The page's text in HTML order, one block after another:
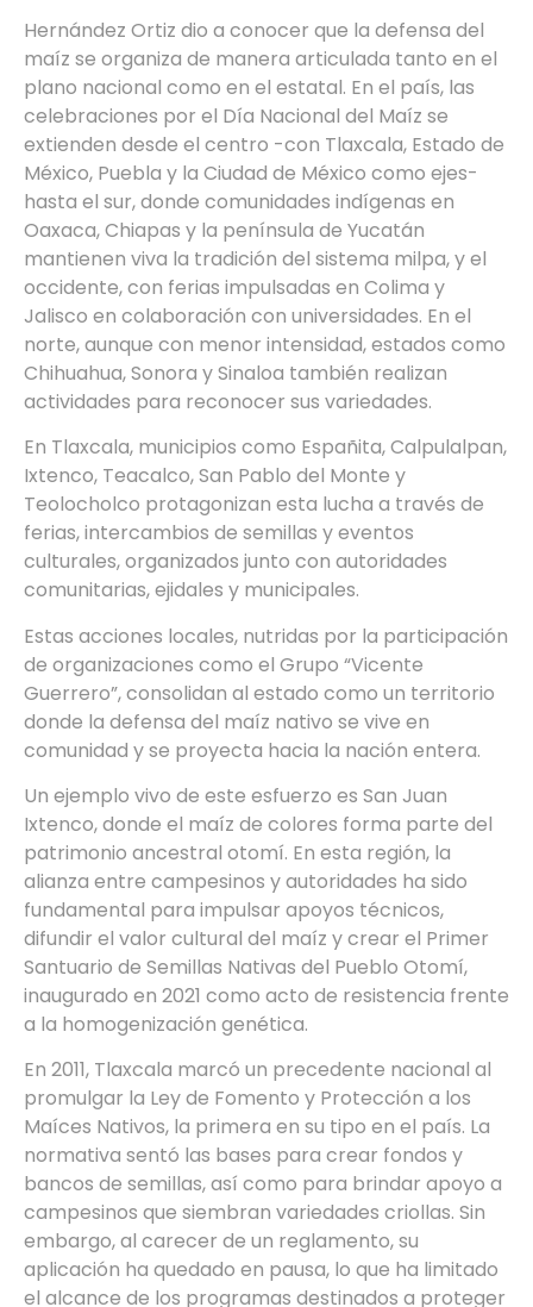
Hernández Ortiz dio a conocer que la defensa del
maíz se organiza de manera articulada tanto en el
plano nacional como en el estatal. En el país, las
celebraciones por el Día Nacional del Maíz se
extienden desde el centro -con Tlaxcala, Estado de
México, Puebla y la Ciudad de México como ejes-
hasta el sur, donde comunidades indígenas en
Oaxaca, Chiapas y la península de Yucatán
mantienen viva la tradición del sistema milpa, y el
occidente, con ferias impulsadas en Colima y
Jalisco en colaboración con universidades. En el
norte, aunque con menor intensidad, estados como
Chihuahua, Sonora y Sinaloa también realizan
actividades para reconocer sus variedades.
En Tlaxcala, municipios como Españita, Calpulalpan,
Ixtenco, Teacalco, San Pablo del Monte y
Teolocholco protagonizan esta lucha a través de
ferias, intercambios de semillas y eventos
culturales, organizados junto con autoridades
comunitarias, ejidales y municipales.
Estas acciones locales, nutridas por la participación
de organizaciones como el Grupo “Vicente
Guerrero”, consolidan al estado como un territorio
donde la defensa del maíz nativo se vive en
comunidad y se proyecta hacia la nación entera.
Un ejemplo vivo de este esfuerzo es San Juan
Ixtenco, donde el maíz de colores forma parte del
patrimonio ancestral otomí. En esta región, la
alianza entre campesinos y autoridades ha sido
fundamental para impulsar apoyos técnicos,
difundir el valor cultural del maíz y crear el Primer
Santuario de Semillas Nativas del Pueblo Otomí,
inaugurado en 2021 como acto de resistencia frente
a la homogenización genética.
En 2011, Tlaxcala marcó un precedente nacional al
promulgar la Ley de Fomento y Protección a los
Maíces Nativos, la primera en su tipo en el país. La
normativa sentó las bases para crear fondos y
bancos de semillas, así como para brindar apoyo a
campesinos que siembran variedades criollas. Sin
embargo, al carecer de un reglamento, su
aplicación ha quedado en pausa, lo que ha limitado
el alcance de los programas destinados a proteger